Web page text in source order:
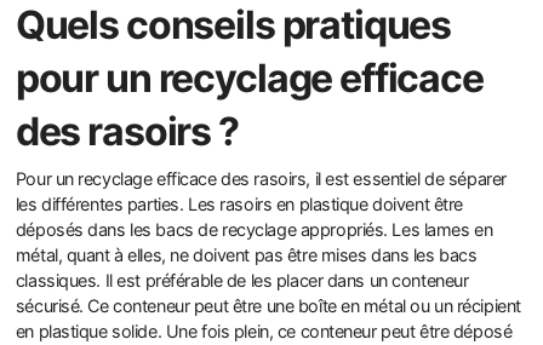
Quels conseils pratiques
pour un recyclage efficace
des rasoirs ?
Pour un recyclage efficace des rasoirs, il est essentiel de séparer
les différentes parties. Les rasoirs en plastique doivent être
déposés dans les bacs de recyclage appropriés. Les lames en
métal, quant à elles, ne doivent pas être mises dans les bacs
classiques. Il est préférable de les placer dans un conteneur
sécurisé. Ce conteneur peut être une boîte en métal ou un récipient
en plastique solide. Une fois plein, ce conteneur peut être déposé